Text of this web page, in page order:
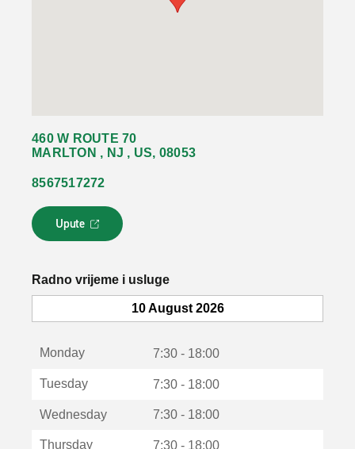
460 W ROUTE 70
MARLTON , NJ , US, 08053
8567517272
Upute
L
i
k
o
u
Radno vrijeme i usluge
10 August 2026
Monday 7:30 - 18:00
Tuesday 7:30 - 18:00
Wednesday 7:30 - 18:00
Thursday 7:30 - 18:00